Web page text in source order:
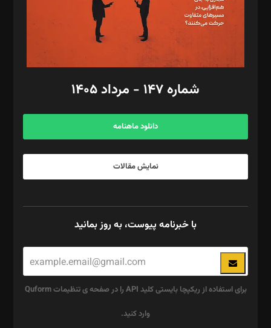
فیلمبرداری و عکاسی: امیر شفیعی، مانی لطفی زاده
گرافیک و صفحه‌آرایی: سید‌سبحان‌علی ثابت
مد‌یر توسعه تجاری: کامبیز برید‌
امور مالی: شاپور رهبری، محمد‌ کاظمی‌نیا
آگهی و مشترکین: ۰۹۱۹۹۹۹۰۴۵۴
شماره ۱۴۷ - مرداد ۱۴۰۵
دانلود ماهنامه
نمایش مقالات
با خبرنامه پیوست، به روز بمانید
برای استفاده از ریکپچا بایستی کلید API را در صفحه ی تنظیمات Quform
وارد کنید.